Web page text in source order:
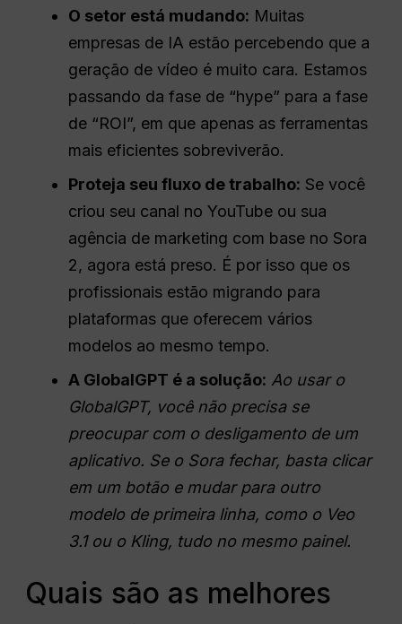
O setor está mudando: Muitas
empresas de IA estão percebendo que a
geração de vídeo é muito cara. Estamos
passando da fase de “hype” para a fase
de “ROI”, em que apenas as ferramentas
mais eficientes sobreviverão.
Proteja seu fluxo de trabalho: Se você
criou seu canal no YouTube ou sua
agência de marketing com base no Sora
2, agora está preso. É por isso que os
profissionais estão migrando para
plataformas que oferecem vários
modelos ao mesmo tempo.
A GlobalGPT é a solução: Ao usar o
GlobalGPT, você não precisa se
preocupar com o desligamento de um
aplicativo. Se o Sora fechar, basta clicar
em um botão e mudar para outro
modelo de primeira linha, como o Veo
3.1 ou o Kling, tudo no mesmo painel.
Quais são as melhores